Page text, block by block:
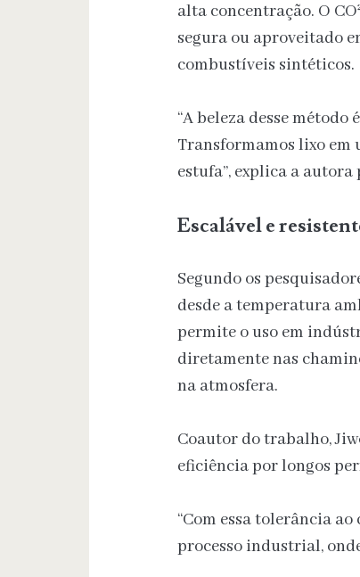
alta concentração. O
segura ou aproveitado
combustíveis sintéticos.
“A beleza desse
Transformamos lixo em
estufa”, explica a
Escalável e
Segundo os
desde a temperatura
permite o uso em
diretamente nas
na atmosfera.
Coautor do trabalho,
eficiência por longos
“Com essa tolerância
processo industrial,